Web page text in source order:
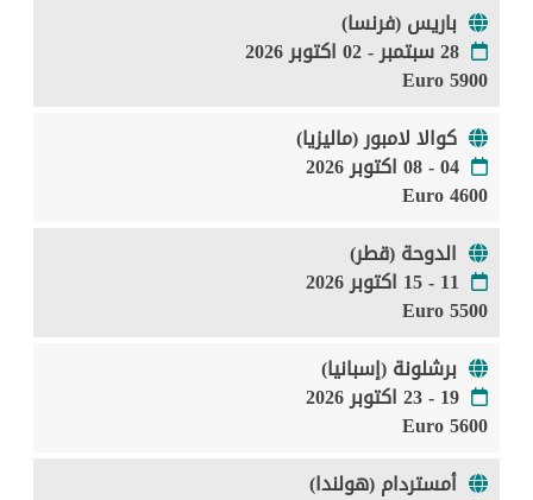
باريس (فرنسا)
28 سبتمبر - 02 اكتوبر 2026
5900 Euro
كوالا لامبور (ماليزيا)
04 - 08 اكتوبر 2026
4600 Euro
الدوحة (قطر)
11 - 15 اكتوبر 2026
5500 Euro
برشلونة (إسبانيا)
19 - 23 اكتوبر 2026
5600 Euro
أمستردام (هولندا)